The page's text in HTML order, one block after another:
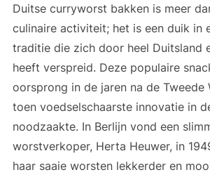
Duitse curryworst bakken is meer
culinaire activiteit; het is een duik in
traditie die zich door heel Duitsland
heeft verspreid. Deze populaire
oorsprong in de jaren na de Tweede
toen voedselschaarste innovatie in
noodzaakte. In Berlijn vond een
worstverkoper, Herta Heuwer, in
haar saaie worsten lekkerder en